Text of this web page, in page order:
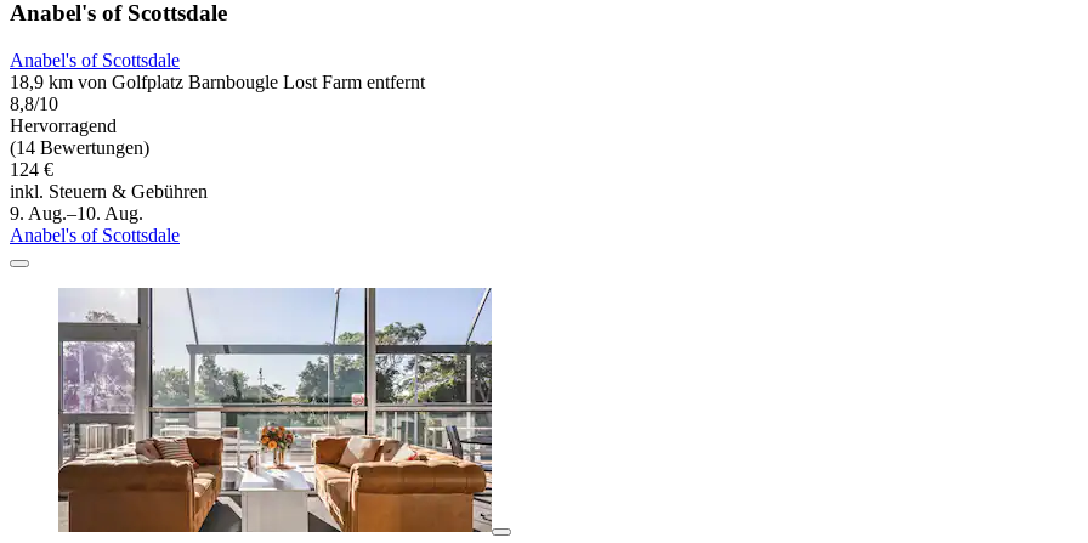
Anabel's of Scottsdale
Anabel's of Scottsdale
18,9 km von Golfplatz Barnbougle Lost Farm entfernt
8,8/10
Hervorragend
(14 Bewertungen)
124 €
inkl. Steuern & Gebühren
9. Aug.–10. Aug.
Anabel's of Scottsdale